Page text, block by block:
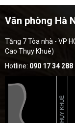
Văn phòng Hà
Tầng 7 Tòa nhà - VP
Cao Thụy Khuê)
Hotline: 090 17 34 288